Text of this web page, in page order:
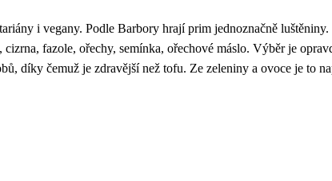
i vegany. Podle Barbory ​​hrají prim jednoznačně
fazole, ořechy, semínka, ořechové máslo. Výběr je
díky čemuž je zdravější než tofu. Ze zeleniny a ovoce je to